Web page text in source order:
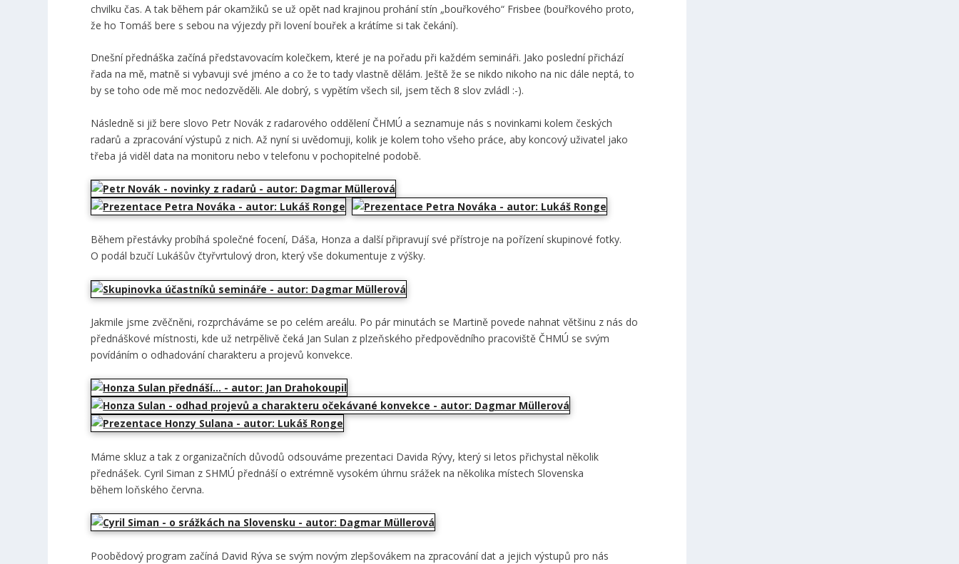
chvilku čas. A tak během pár okamžiků se už opět nad krajinou prohání stín „bouřkového“ Frisbee (bouřkového proto,
že ho Tomáš bere s sebou na výjezdy při lovení bouřek a krátíme si tak čekání).
Dnešní přednáška začíná představovacím kolečkem, které je na pořadu při každém semináři. Jako poslední přichází
řada na mě, matně si vybavuji své jméno a co že to tady vlastně dělám. Ještě že se nikdo nikoho na nic dále neptá, to
by se toho ode mě moc nedozvěděli. Ale dobrý, s vypětím všech sil, jsem těch 8 slov zvládl :-).
Následně si již bere slovo Petr Novák z radarového oddělení ČHMÚ a seznamuje nás s novinkami kolem českých
radarů a zpracování výstupů z nich. Až nyní si uvědomuji, kolik je kolem toho všeho práce, aby koncový uživatel jako
třeba já viděl data na monitoru nebo v telefonu v pochopitelné podobě.
Během přestávky probíhá společné focení, Dáša, Honza a další připravují své přístroje na pořízení skupinové fotky.
O podál bzučí Lukášův čtyřvrtulový dron, který vše dokumentuje z výšky.
Jakmile jsme zvěčněni, rozprcháváme se po celém areálu. Po pár minutách se Martině povede nahnat většinu z nás do
přednáškové místnosti, kde už netrpělivě čeká Jan Sulan z plzeňského předpovědního pracoviště ČHMÚ se svým
povídáním o odhadování charakteru a projevů konvekce.
Máme skluz a tak z organizačních důvodů odsouváme prezentaci Davida Rývy, který si letos přichystal několik
přednášek. Cyril Siman z SHMÚ přednáší o extrémně vysokém úhrnu srážek na několika místech Slovenska
během loňského června.
Poobědový program začíná David Rýva se svým novým zlepšovákem na zpracování dat a jejich výstupů pro nás